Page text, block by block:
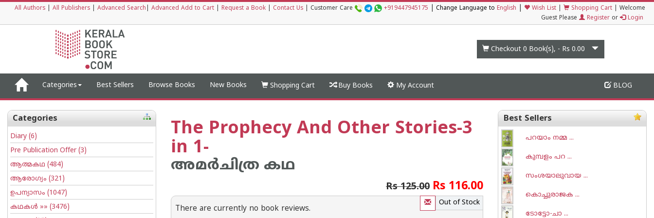
All Authors All Publishers Advanced Search Advanced Add to Cart Request a Book Contact Us Customer Care +919447945175 Change Language to English Wish List Shopping Cart
Welcome
Guest Please
Register or Login
Checkout 0 Book(s), - Rs 0.00
Categories Best Sellers Browse Books New Books Shopping Cart Buy Books My Account BLOG
Categories
Diary (6)
Pre Publication Offer(3)
ആത്മകഥ (484)
ആരോഗ്യം (321)
ഉപന്യാസം (1047)
കഥകള്‍ »» (3476)
The Prophecy And Other Stories-3
in 1-
അമര്‍ചിത്ര കഥ
Rs 125.00 Rs 116.00
Out of Stock
There are currently no book reviews.
Best Sellers
പറയാം നമ്മ ...
കുമ്പളം പറ ...
സംശയാലുവായ ...
കൊച്ചുരാജക ...
ടോട്ടോ-ചാ‌ ...